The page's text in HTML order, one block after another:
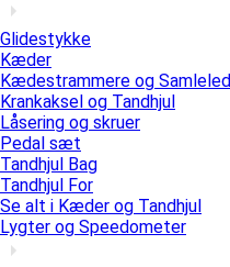
Glidestykke
Kæder
Kædestrammere og Samleled
Krankaksel og Tandhjul
Låsering og skruer
Pedal sæt
Tandhjul Bag
Tandhjul For
Se alt i Kæder og Tandhjul
Lygter og Speedometer